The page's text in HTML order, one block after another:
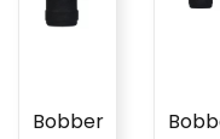
Bobber